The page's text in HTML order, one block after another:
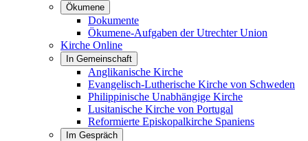
Ökumene
Dokumente
Ökumene-Aufgaben der Utrechter Union
Kirche Online
In Gemeinschaft
Anglikanische Kirche
Evangelisch-Lutherische Kirche von Schweden
Philippinische Unabhängige Kirche
Lusitanische Kirche von Portugal
Reformierte Episkopalkirche Spaniens
Im Gespräch